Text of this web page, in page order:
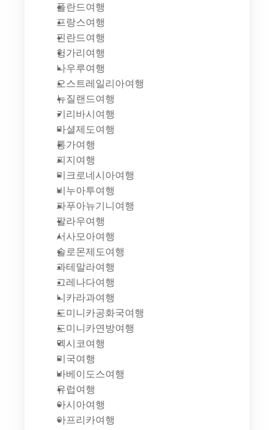
폴란드여행
프랑스여행
핀란드여행
헝가리여행
나우루여행
오스트레일리아여행
뉴질랜드여행
키리바시여행
마셜제도여행
통가여행
피지여행
미크로네시아여행
비누아투여행
파푸아뉴기니여행
팔라우여행
서사모아여행
솔로몬제도여행
과테말라여행
그레나다여행
니카라과여행
도미니카공화국여행
도미니카연방여행
멕시코여행
미국여행
바베이도스여행
유럽여행
아시아여행
아프리카여행